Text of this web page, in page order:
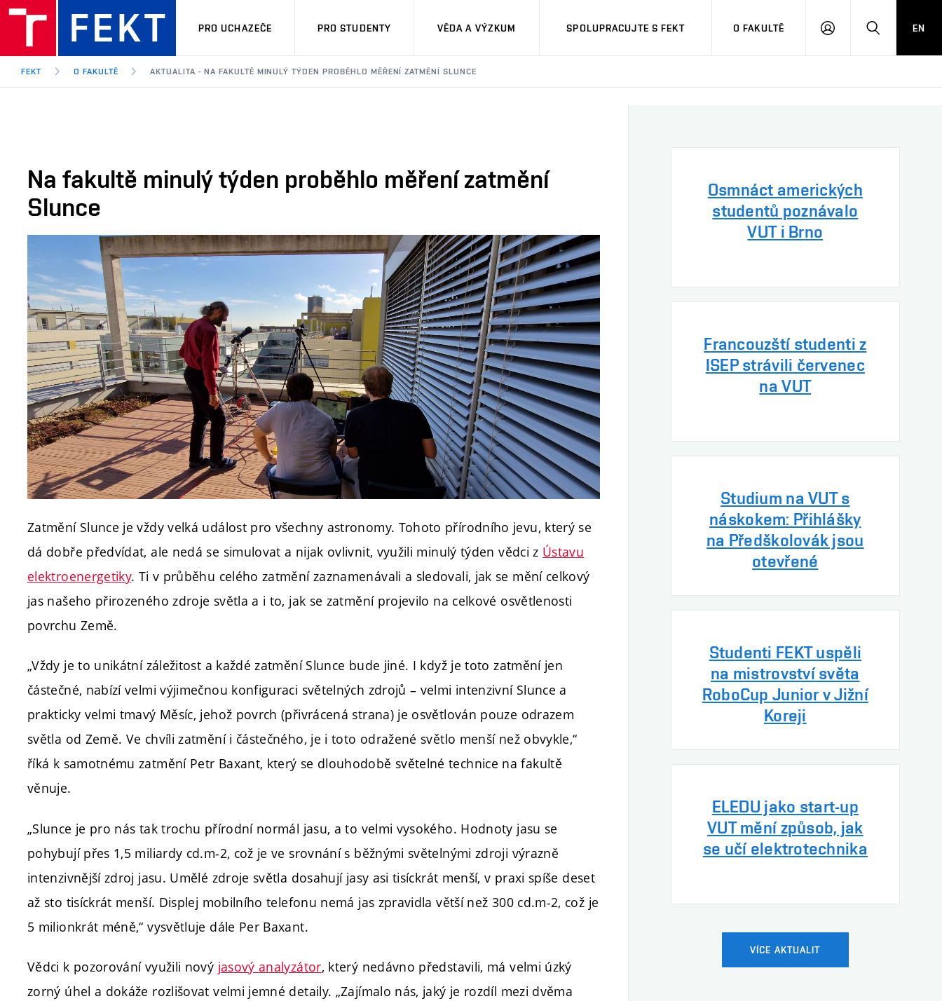
PRO UCHAZEČE PRO STUDENTY VĚDA A VÝZKUM SPOLUPRACUJTE S FEKT O FAKULTĚ
PŘIHLÁSITHLEDAT
EN
FEKT O FAKULTĚ AKTUALITA - NA FAKULTĚ MINULÝ TÝDEN PROBĚHLO MĚŘENÍ ZATMĚNÍ SLUNCE
Na fakultě minulý týden proběhlo měření zatmění
Slunce
Zatmění Slunce je vždy velká událost pro všechny astronomy. Tohoto přírodního jevu, který se
dá dobře předvídat, ale nedá se simulovat a nijak ovlivnit, využili minulý týden vědci z Ústavu
elektroenergetiky. Ti v průběhu celého zatmění zaznamenávali a sledovali, jak se mění celkový
jas našeho přirozeného zdroje světla a i to, jak se zatmění projevilo na celkové osvětlenosti
povrchu Země.
„Vždy je to unikátní záležitost a každé zatmění Slunce bude jiné. I když je toto zatmění jen
částečné, nabízí velmi výjimečnou konfiguraci světelných zdrojů – velmi intenzivní Slunce a
prakticky velmi tmavý Měsíc, jehož povrch (přivrácená strana) je osvětlován pouze odrazem
světla od Země. Ve chvíli zatmění i částečného, je i toto odražené světlo menší než obvykle,“
říká k samotnému zatmění Petr Baxant, který se dlouhodobě světelné technice na fakultě
věnuje.
„Slunce je pro nás tak trochu přírodní normál jasu, a to velmi vysokého. Hodnoty jasu se
pohybují přes 1,5 miliardy cd.m-2, což je ve srovnání s běžnými světelnými zdroji výrazně
intenzivnější zdroj jasu. Umělé zdroje světla dosahují jasy asi tisíckrát menší, v praxi spíše deset
až sto tisíckrát menší. Displej mobilního telefonu nemá jas zpravidla větší než 300 cd.m-2, což je
5 milionkrát méně,“ vysvětluje dále Per Baxant.
Vědci k pozorování využili nový jasový analyzátor, který nedávno představili, má velmi úzký
zorný úhel a dokáže rozlišovat velmi jemné detaily. „Zajímalo nás, jaký je rozdíl mezi dvěma
Osmnáct amerických
studentů poznávalo
VUT i Brno
Francouzští studenti z
ISEP strávili červenec
na VUT
Studium na VUT s
náskokem: Přihlášky
na Předškolovák jsou
otevřené
Studenti FEKT uspěli
na mistrovství světa
RoboCup Junior v Jižní
Koreji
ELEDU jako start-up
VUT mění způsob, jak
se učí elektrotechnika
VÍCE AKTUALIT